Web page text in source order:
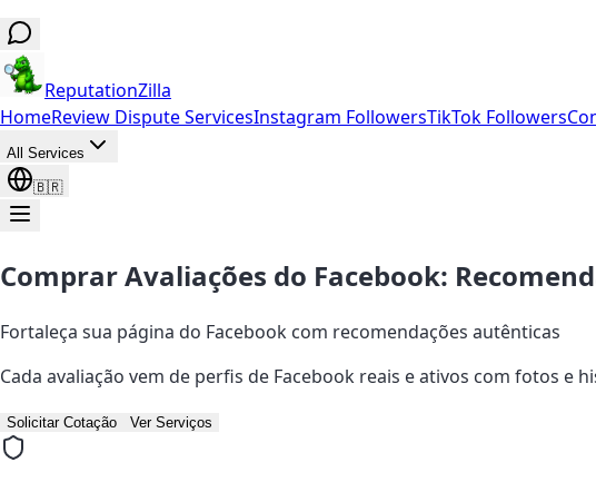
ReputationZilla
HomeReview Dispute ServicesInstagram FollowersTikTok Followers
All Services
🇧🇷
Comprar Avaliações do Facebook:
Fortaleça sua página do Facebook com recomendações autênticas
Cada avaliação vem de perfis de Facebook reais e ativos com fotos e
Solicitar Cotação Ver Serviços